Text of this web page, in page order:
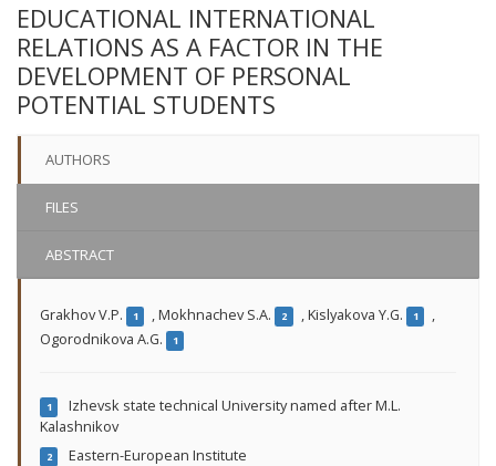
EDUCATIONAL INTERNATIONAL
RELATIONS AS A FACTOR IN THE
DEVELOPMENT OF PERSONAL
POTENTIAL STUDENTS
AUTHORS
FILES
ABSTRACT
Grakhov V.P. 1 ,Mokhnachev S.A. 2 ,Kislyakova Y.G. 1
,
Ogorodnikova A.G.
1
1
Izhevsk state technical University named after M.L.
Kalashnikov
2 Eastern-European Institute